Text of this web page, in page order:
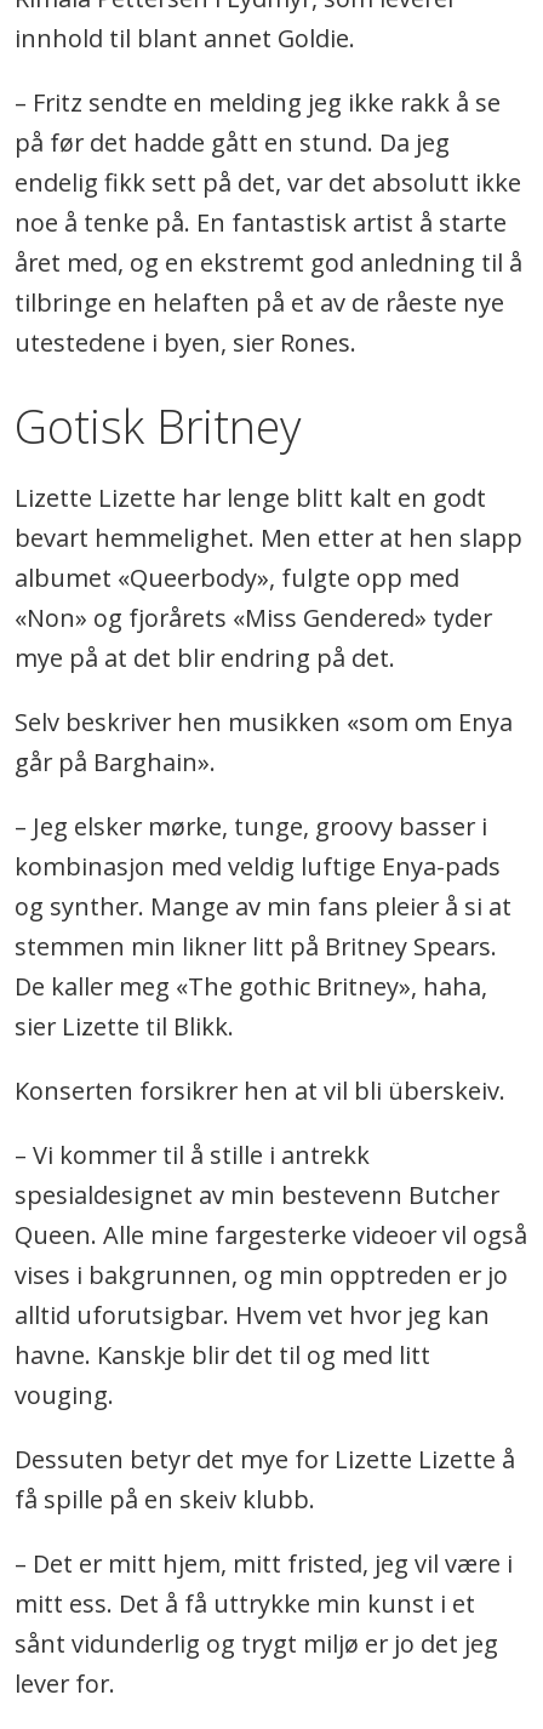
innhold til blant annet Goldie.
– Fritz sendte en melding jeg ikke rakk å se
på før det hadde gått en stund. Da jeg
endelig fikk sett på det, var det absolutt ikke
noe å tenke på. En fantastisk artist å starte
året med, og en ekstremt god anledning til å
tilbringe en helaften på et av de råeste nye
utestedene i byen, sier Rones.
Gotisk Britney
Lizette Lizette har lenge blitt kalt en godt
bevart hemmelighet. Men etter at hen slapp
albumet «Queerbody», fulgte opp med
«Non» og fjorårets «Miss Gendered» tyder
mye på at det blir endring på det.
Selv beskriver hen musikken «som om Enya
går på Barghain».
– Jeg elsker mørke, tunge, groovy basser i
kombinasjon med veldig luftige Enya-pads
og synther. Mange av min fans pleier å si at
stemmen min likner litt på Britney Spears.
De kaller meg «The gothic Britney», haha,
sier Lizette til Blikk.
Konserten forsikrer hen at vil bli überskeiv.
– Vi kommer til å stille i antrekk
spesialdesignet av min bestevenn Butcher
Queen. Alle mine fargesterke videoer vil også
vises i bakgrunnen, og min opptreden er jo
alltid uforutsigbar. Hvem vet hvor jeg kan
havne. Kanskje blir det til og med litt
vouging.
Dessuten betyr det mye for Lizette Lizette å
få spille på en skeiv klubb.
– Det er mitt hjem, mitt fristed, jeg vil være i
mitt ess. Det å få uttrykke min kunst i et
sånt vidunderlig og trygt miljø er jo det jeg
lever for.